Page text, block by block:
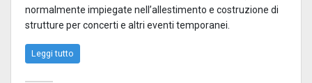
normalmente impiegate nell’allestimento e costruzione di
strutture per concerti e altri eventi temporanei.
Leggi tutto